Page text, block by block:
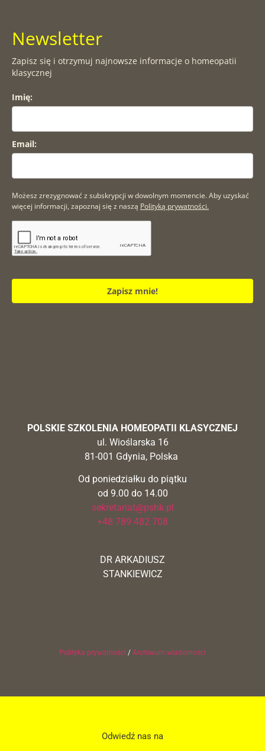
Newsletter
Zapisz się i otrzymuj najnowsze informacje o homeopatii
klasycznej
Imię:
Email:
Możesz zrezygnować z subskrypcji w dowolnym momencie. Aby uzyskać
więcej informacji, zapoznaj się z naszą Polityką prywatności.
Zapisz mnie!
POLSKIE SZKOLENIA HOMEOPATII KLASYCZNEJ
ul. Wioślarska 16
81-001 Gdynia, Polska
Od poniedziałku do piątku
od 9.00 do 14.00
sekretariat@pshk.pl
+48 789 482 708
DR ARKADIUSZ
STANKIEWICZ
Polityka prywatności / Archiwum wiadomości
Odwiedź nas na